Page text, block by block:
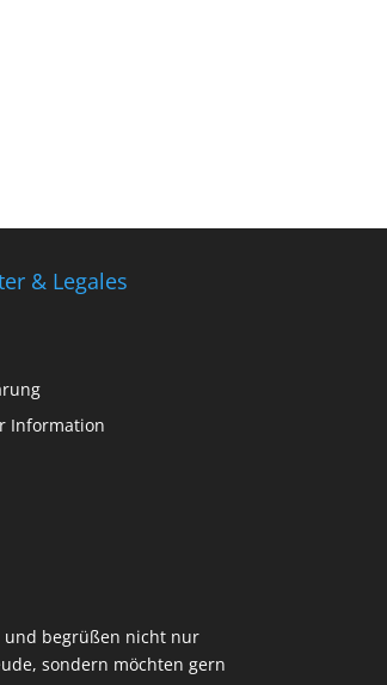
& Legales
Information
begrüßen nicht nur
sondern möchten gern